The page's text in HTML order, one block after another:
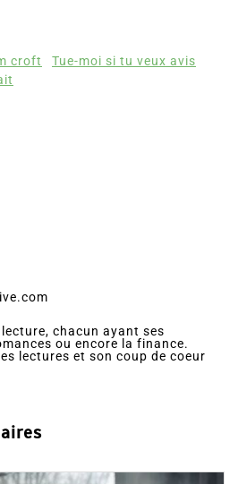
croft
Tue-moi si tu veux avis
chacun ayant ses
ou encore la finance.
lectures et son coup de coeur